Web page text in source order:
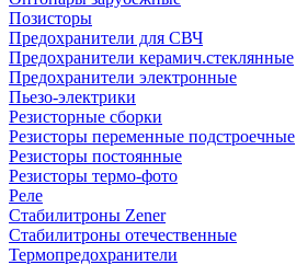
Позисторы
Предохранители для СВЧ
Предохранители керамич.стеклянные
Предохранители электронные
Пьезо-электрики
Резисторные сборки
Резисторы переменные подстроечные
Резисторы постоянные
Резисторы термо-фото
Реле
Стабилитроны Zener
Стабилитроны отечественные
Термопредохранители